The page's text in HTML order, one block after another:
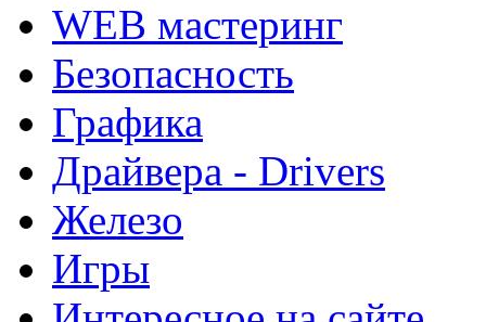
WEB мастеринг
Безопасность
Графика
Драйвера - Drivers
Железо
Игры